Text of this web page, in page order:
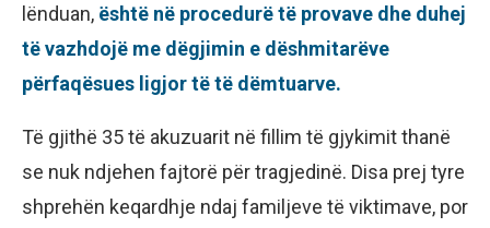
lënduan, është në procedurë të provave dhe duhej
të vazhdojë me dëgjimin e dëshmitarëve
përfaqësues ligjor të të dëmtuarve.
Të gjithë 35 të akuzuarit në fillim të gjykimit thanë
se nuk ndjehen fajtorë për tragjedinë. Disa prej tyre
shprehën keqardhje ndaj familjeve të viktimave, por